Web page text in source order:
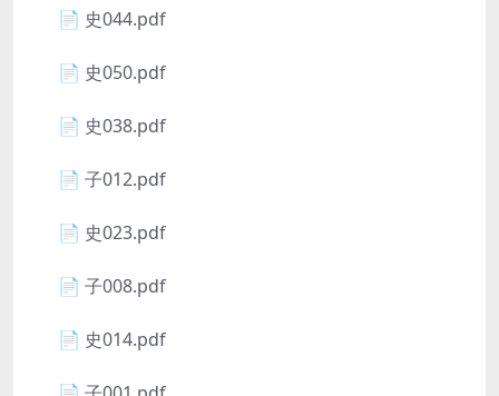
📄 史044.pdf
📄 史050.pdf
📄 史038.pdf
📄 子012.pdf
📄 史023.pdf
📄 子008.pdf
📄 史014.pdf